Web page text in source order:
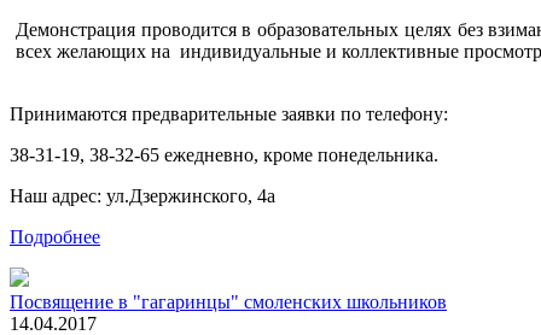
Демонстрация проводится в образовательных целях без
всех желающих на индивидуальные и коллективные
Принимаются предварительные заявки по телефону:
38-31-19, 38-32-65 ежедневно, кроме понедельника.
Наш адрес: ул.Дзержинского, 4а
Подробнее
Посвящение в "гагаринцы" смоленских школьников
14.04.2017